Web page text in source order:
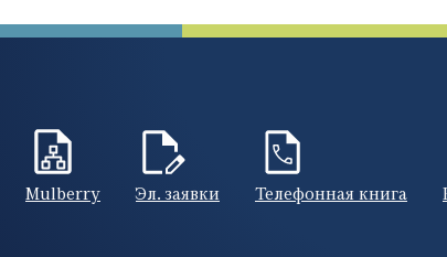
Mulberry Эл. заявки Телефонная книга